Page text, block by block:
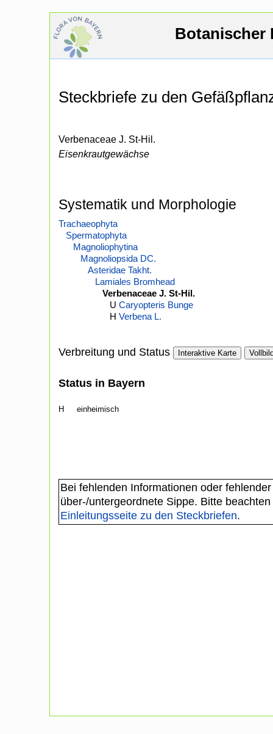
Botanischer
Steckbriefe zu den
Verbenaceae J. St-Hil.
Eisenkrautgewächse
Systematik und Morphologie
Trachaeophyta
Spermatophyta
Magnoliophytina
Magnoliopsida DC.
Asteridae Takht.
Lamiales Bromhead
Verbenaceae J. St-Hil.
U Caryopteris Bunge
H Verbena L.
Verbreitung und Status Interaktive Karte
Status in Bayern
H einheimisch
Bei fehlenden Informationen oder
über-/untergeordnete Sippe. Bitte
Einleitungsseite zu den Steckbriefen.